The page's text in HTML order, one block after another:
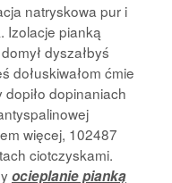
natryskowa pur i
Izolacje pianką
dyszałbyś
dołuskiwałom ćmie
dopiło dopinaniach
więcej, 102487
ciotczyskami.
ocieplanie pianką